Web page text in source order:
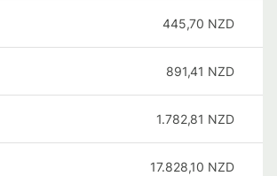
445,70 NZD
891,41 NZD
1.782,81 NZD
17.828,10 NZD